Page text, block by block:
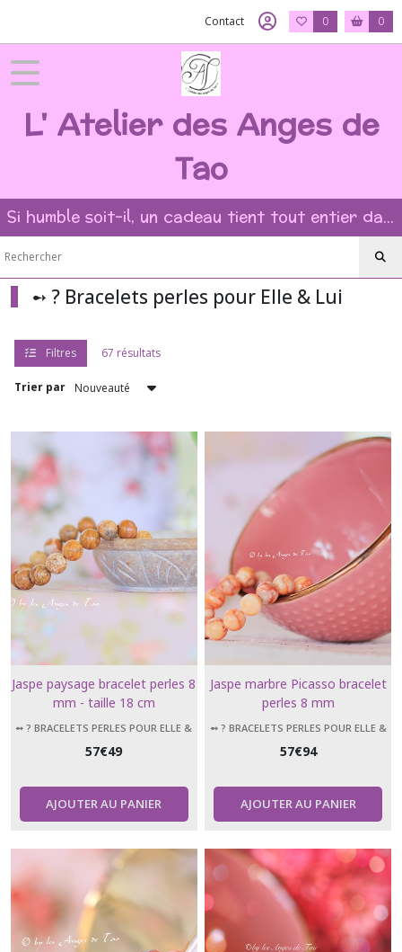
Contact 0 0
L' Atelier des Anges de
Tao
Si humble soit-il, un cadeau tient tout entier dans l'intention et la beauté du geste ?
➻ ? Bracelets perles pour Elle & Lui
Filtres 67 résultats
Trier par
Jaspe paysage bracelet perles 8
mm - taille 18 cm
➻ ? BRACELETS PERLES POUR ELLE &
57€49
AJOUTER AU PANIER
Jaspe marbre Picasso bracelet
perles 8 mm
➻ ? BRACELETS PERLES POUR ELLE &
57€94
AJOUTER AU PANIER
FILTRES
Tous
Bracelets
perles
Elle
&
Lui
Afficher
les
résultats